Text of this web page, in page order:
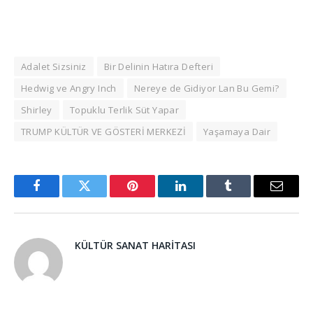
Adalet Sizsiniz
Bir Delinin Hatıra Defteri
Hedwig ve Angry Inch
Nereye de Gidiyor Lan Bu Gemi?
Shirley
Topuklu Terlik Süt Yapar
TRUMP KÜLTÜR VE GÖSTERİ MERKEZİ
Yaşamaya Dair
FacebookTwitter Pinterest LinkedInTumblr Email
KÜLTÜR SANAT HARITASI